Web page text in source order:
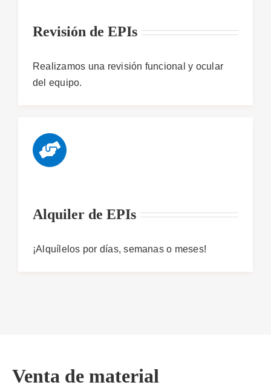
Revisión de EPIs
Realizamos una revisión funcional y ocular
del equipo.
Alquiler de EPIs
¡Alquílelos por días, semanas o meses!
Venta de material